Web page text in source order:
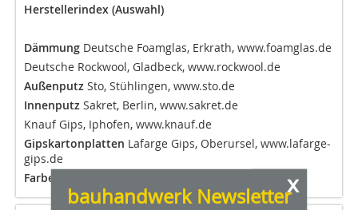
Herstellerindex (Auswahl)
Dämmung Deutsche Foamglas, Erkrath, www.foamglas.de
Deutsche Rockwool, Gladbeck, www.rockwool.de
Außenputz Sto, Stühlingen, www.sto.de
Innenputz Sakret, Berlin, www.sakret.de
Knauf Gips, Iphofen, www.knauf.de
Gipskartonplatten Lafarge Gips, Oberursel, www.lafarge-
gips.de
Farben
x
bauhandwerk Newsletter